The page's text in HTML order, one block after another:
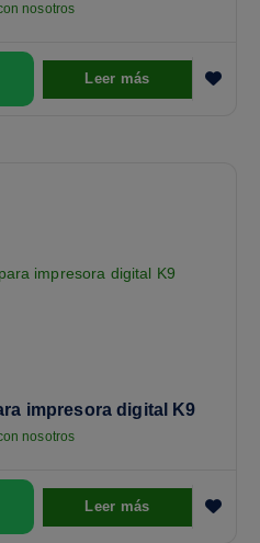
nosotros
Leer más
impresora digital K9
nosotros
Leer más